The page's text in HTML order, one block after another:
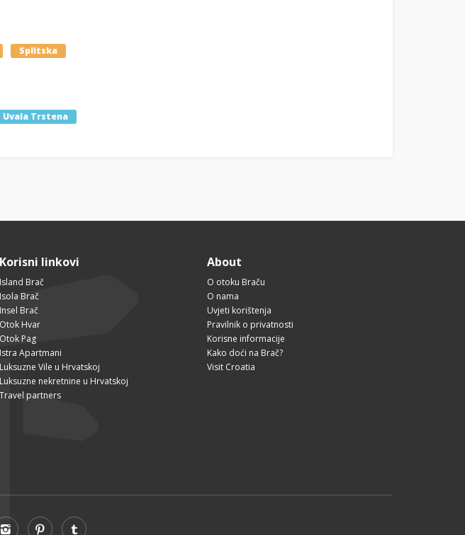
Splitska
Uvala Trstena
Korisni linkovi
Island Brač
Isola Brač
Insel Brač
Otok Hvar
Otok Pag
Istra Apartmani
Luksuzne Vile u Hrvatskoj
Luksuzne nekretnine u Hrvatskoj
Travel partners
About
O otoku Braču
O nama
Uvjeti korištenja
Pravilnik o privatnosti
Korisne informacije
Kako doći na Brač?
Visit Croatia